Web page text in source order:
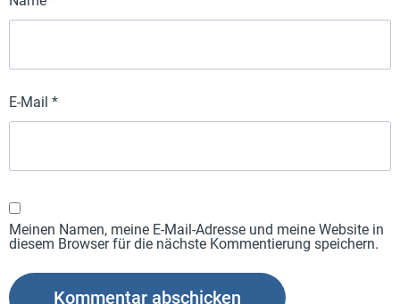
E-Mail *
Meinen Namen, meine E-Mail-Adresse und meine Website in
diesem Browser für die nächste Kommentierung speichern.